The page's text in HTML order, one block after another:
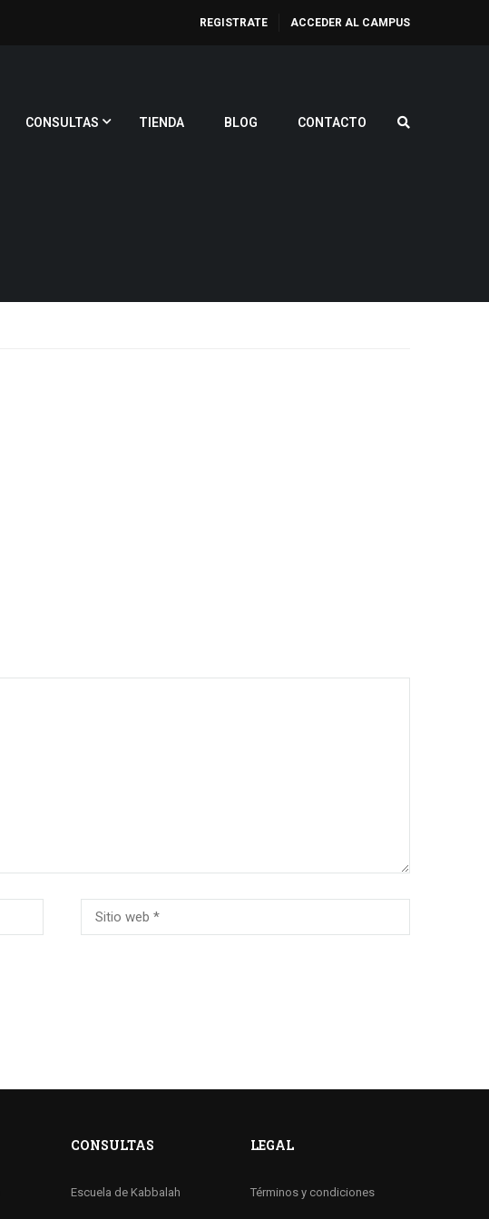
REGISTRATE ACCEDER AL CAMPUS
CONSULTAS TIENDA BLOG CONTACTO
CONSULTAS
Escuela de Kabbalah
LEGAL
Términos y condiciones